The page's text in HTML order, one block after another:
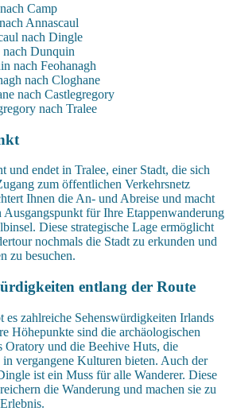
Camp
Annascaul
nach Dingle
Dunquin
nach Feohanagh
nach Cloghane
nach Castlegregory
nach Tralee
und endet in Tralee, einer Stadt, die sich
zum öffentlichen Verkehrsnetz
Ihnen die An- und Abreise und macht
Ausgangspunkt für Ihre Etappenwanderung
Diese strategische Lage ermöglicht
nochmals die Stadt zu erkunden und
zu besuchen.
entlang der Route
es zahlreiche Sehenswürdigkeiten Irlands
Höhepunkte sind die archäologischen
Oratory und die Beehive Huts, die
vergangene Kulturen bieten. Auch der
ist ein Muss für alle Wanderer. Diese
die Wanderung und machen sie zu